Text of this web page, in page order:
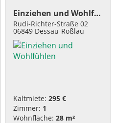
Einziehen und Wohlfühlen
Rudi-Richter-Straße 02
06849 Dessau-Roßlau
Kaltmiete: 295 €
Zimmer: 1
Wohnfläche: 28 m²